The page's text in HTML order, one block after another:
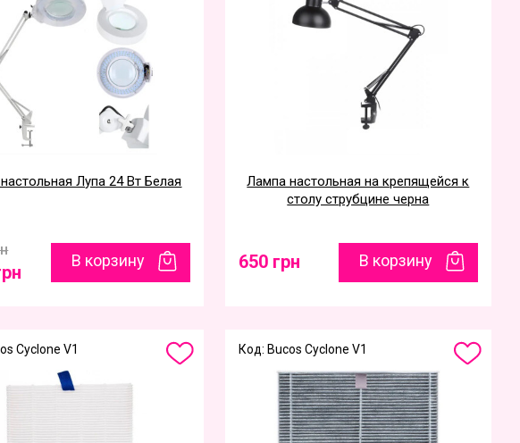
Лупа 24 Вт Белая
В корзину
Лампа настольная на крепящейся к
столу струбцине черна
650 грн В корзину
Cyclone V1 Код: Bucos Cyclone V1